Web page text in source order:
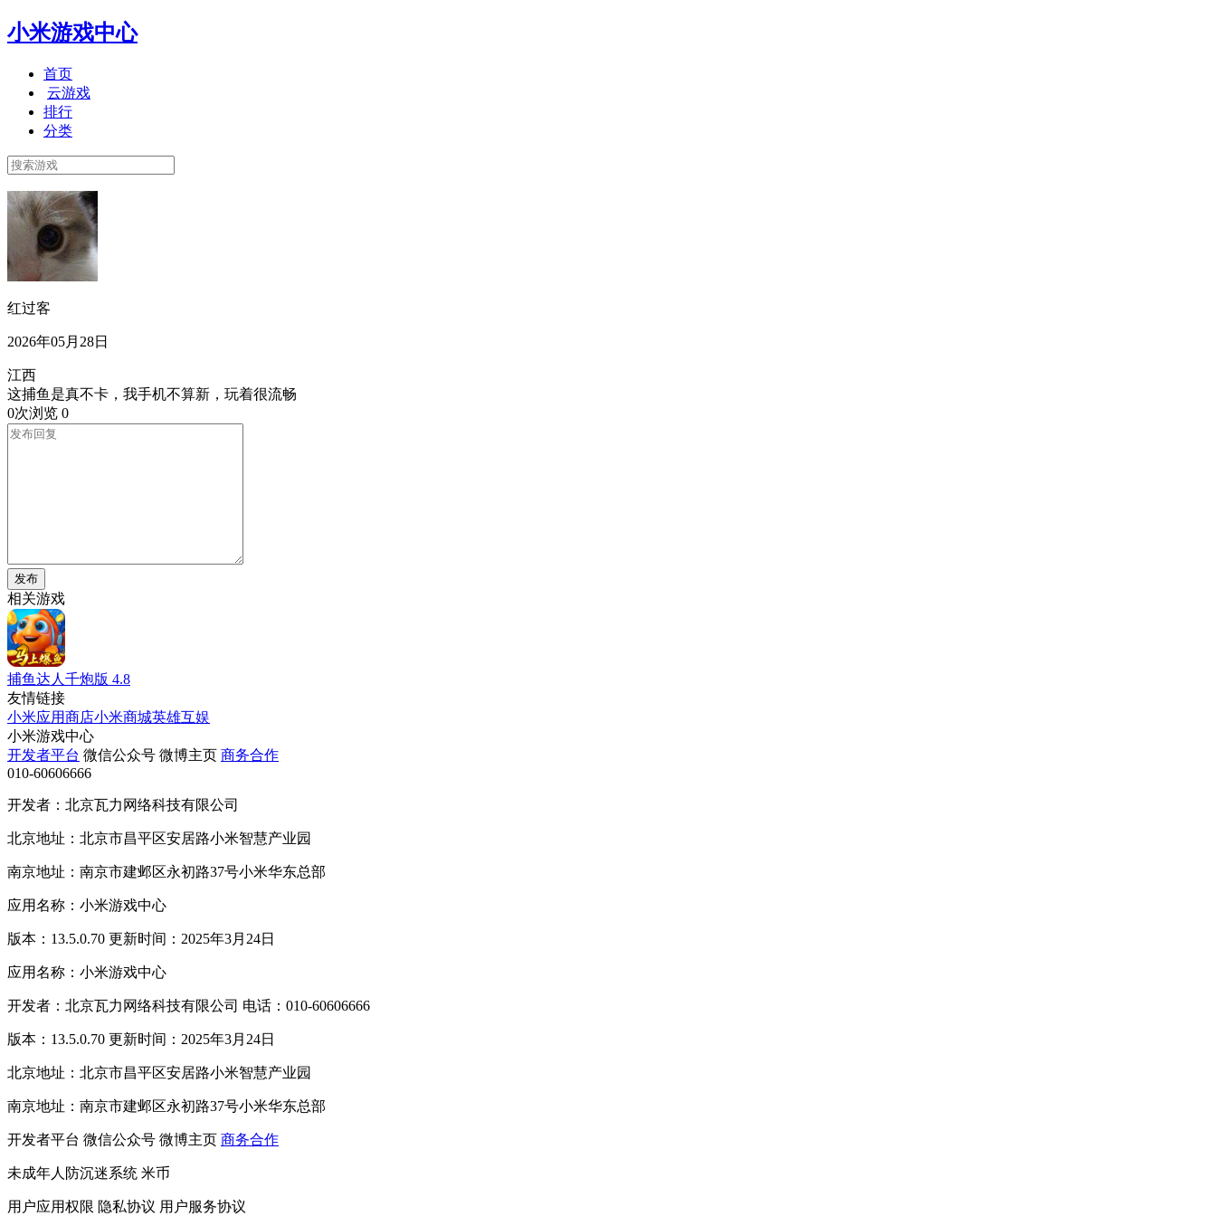
小米游戏中心
首页
云游戏
排行
分类
红过客
2026年05月28日
江西
这捕鱼是真不卡，我手机不算新，玩着很流畅
0次浏览 0
发布
相关游戏
捕鱼达人千炮版 4.8
友情链接
小米应用商店小米商城英雄互娱
小米游戏中心
开发者平台 微信公众号 微博主页 商务合作
010-60606666
开发者：北京瓦力网络科技有限公司
北京地址：北京市昌平区安居路小米智慧产业园
南京地址：南京市建邺区永初路37号小米华东总部
应用名称：小米游戏中心
版本：13.5.0.70 更新时间：2025年3月24日
应用名称：小米游戏中心
开发者：北京瓦力网络科技有限公司 电话：010-60606666
版本：13.5.0.70 更新时间：2025年3月24日
北京地址：北京市昌平区安居路小米智慧产业园
南京地址：南京市建邺区永初路37号小米华东总部
开发者平台 微信公众号 微博主页 商务合作
未成年人防沉迷系统 米币
用户应用权限 隐私协议 用户服务协议